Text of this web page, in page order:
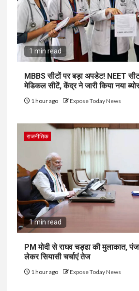
1 min read
MBBS सीटों पर बड़ा अपडेट! NEET
मेडिकल सीटें, केंद्र ने जारी किया नया
1 hour ago Expose Today News
राजनीतिक
1 min read
PM मोदी से राघव चड्ढा की मुलाकात,
लेकर सियासी चर्चाएं तेज
1 hour ago Expose Today News